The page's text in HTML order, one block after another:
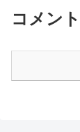
コメント